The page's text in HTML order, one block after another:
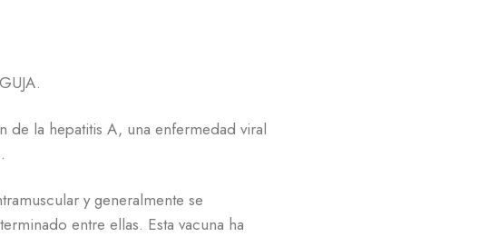
de la hepatitis A, una enfermedad viral
y generalmente se
entre ellas. Esta vacuna ha